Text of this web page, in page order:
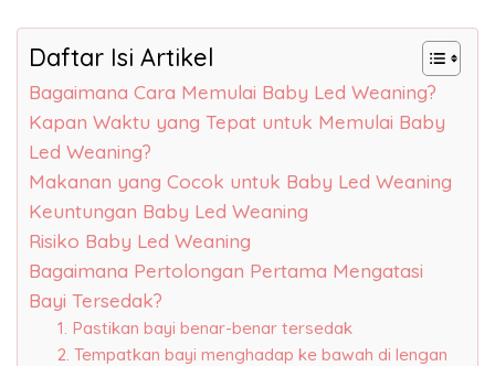
Daftar Isi Artikel
Bagaimana Cara Memulai Baby Led Weaning?
Kapan Waktu yang Tepat untuk Memulai Baby
Led Weaning?
Makanan yang Cocok untuk Baby Led Weaning
Keuntungan Baby Led Weaning
Risiko Baby Led Weaning
Bagaimana Pertolongan Pertama Mengatasi
Bayi Tersedak?
1. Pastikan bayi benar-benar tersedak
2. Tempatkan bayi menghadap ke bawah di lengan